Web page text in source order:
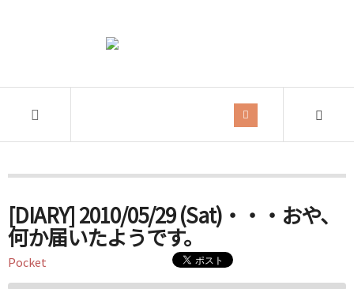
[DIARY] 2010/05/29 (Sat)・・・おや、
何か届いたようです。
Pocket